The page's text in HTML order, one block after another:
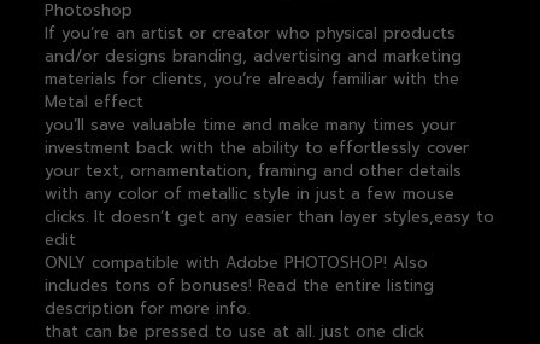
Photoshop
If you’re an artist or creator who physical products
and/or designs branding, advertising and marketing
materials for clients, you’re already familiar with the
Metal effect
you’ll save valuable time and make many times your
investment back with the ability to effortlessly cover
your text, ornamentation, framing and other details
with any color of metallic style in just a few mouse
clicks. It doesn’t get any easier than layer styles,easy to
edit
ONLY compatible with Adobe PHOTOSHOP! Also
includes tons of bonuses! Read the entire listing
description for more info.
that can be pressed to use at all. just one click